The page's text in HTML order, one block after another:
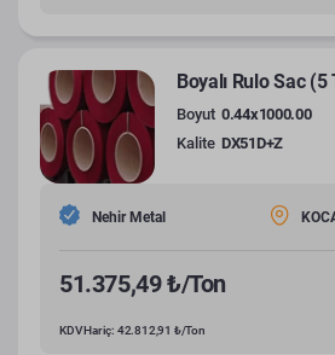
Boyalı Rulo Sac (5
Boyut 0.44x1000.00
Kalite DX51D+Z
Nehir Metal
51.375,49 ₺/Ton
KDV Hariç: 42.812,91 ₺/Ton